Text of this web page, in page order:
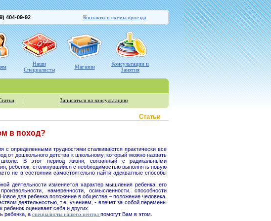
404-09-92 Контакты и схемы проезда
Наши
Специалисты
Магазин
Консультации и
Занятия
Записаться на консультацию
Cтатьи
в поход?
трудностями сталкиваются практически все
от дошкольного детства к школьному, который можно назвать
В этот период жизни, связанный с радикальными
ребенок, столкнувшийся с необходимостью выполнять новую
не в состоянии самостоятельно найти адекватные способы
деятельности изменяется характер мышления ребенка, его
намеренности, осмысленности, способности
для ребенка положение в обществе – положение человека,
деятельностью, т.е. учением, - влечет за собой перемены
оценивает себя и других.
ребенка, а специалисты нашего центра помогут Вам в этом.